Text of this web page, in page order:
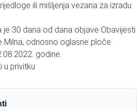
ili mišljenja vezana za izradu
30 dana od dana objave Obavijesti
Milna, odnosno oglasne ploče
godine.
u privitku